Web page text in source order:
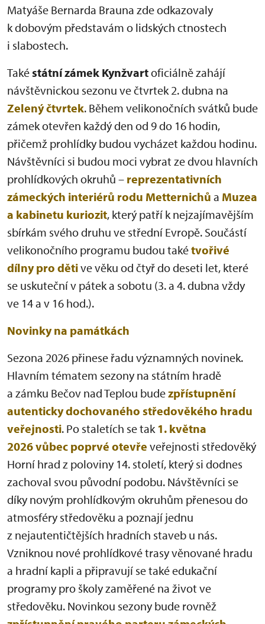
Matyáše Bernarda Brauna zde odkazovaly
k dobovým představám o lidských ctnostech
i slabostech.
Takéstátní zámek Kynžvartoficiálně zahájí
návštěvnickou sezonu ve čtvrtek 2. dubna na
Zelený čtvrtek. Během velikonočních svátků bude
zámek otevřen každý den od 9 do 16 hodin,
přičemž prohlídky budou vycházet každou hodinu.
Návštěvníci si budou moci vybrat ze dvou hlavních
prohlídkových okruhů – reprezentativních
zámeckých interiérů rodu Metternichů a Muzea
a kabinetu kuriozit, který patří k nejzajímavějším
sbírkám svého druhu ve střední Evropě. Součástí
velikonočního programu budou takétvořivé
dílny pro dětive věku od čtyř do deseti let, které
se uskuteční v pátek a sobotu (3. a 4. dubna vždy
ve 14 a v 16 hod.).
Novinky na památkách
Sezona 2026 přinese řadu významných novinek.
Hlavním tématem sezony na státním hradě
a zámku Bečov nad Teplou budezpřístupnění
autenticky dochovaného středověkého hradu
veřejnosti. Po staletích se tak1. května
2026 vůbec poprvé otevře veřejnosti středověký
Horní hrad z poloviny 14. století, který si dodnes
zachoval svou původní podobu. Návštěvníci se
díky novým prohlídkovým okruhům přenesou do
atmosféry středověku a poznají jednu
z nejautentičtějších hradních staveb u nás.
Vzniknou nové prohlídkové trasy věnované hradu
a hradní kapli a připravují se také edukační
programy pro školy zaměřené na život ve
středověku. Novinkou sezony bude rovněž